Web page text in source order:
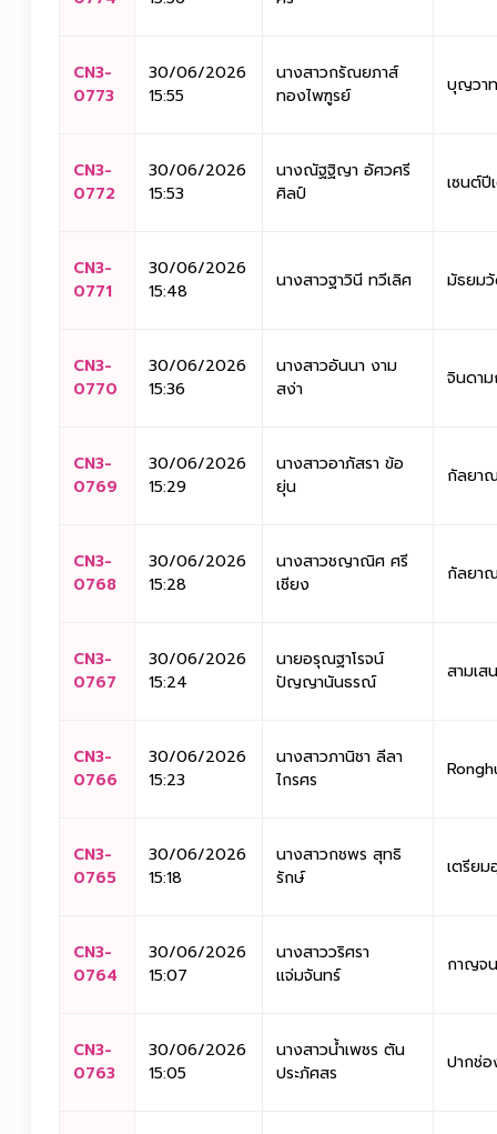
CN3-
0773
30/06/2026
15:55
นางสาวกรัณยภาส์
ทองไพฑูรย์
บุญวา
CN3-
0772
30/06/2026
15:53
นางณัฐฐิญา อัศวศรี
ศิลป์
เซนต์ปี
CN3-
0771
30/06/2026
15:48
นางสาวฐาวินี ทวีเลิศ มัธยม
CN3-
0770
30/06/2026
15:36
นางสาวอันนา งาม
สง่า
จินดา
CN3-
0769
30/06/2026
15:29
นางสาวอาภัสรา ข้อ
ยุ่น
กัลยา
CN3-
0768
30/06/2026
15:28
นางสาวชญาณิศ ศรี
เชียง
กัลยา
CN3-
0767
30/06/2026
15:24
นายอรุณฐาโรจน์
ปัญญานันธรณ์
สามเส
CN3-
0766
30/06/2026
15:23
นางสาวภานิชา ลีลา
ไกรศร
CN3-
0765
30/06/2026
15:18
นางสาวกชพร สุทธิ
รักษ์
เตรีย
CN3-
0764
30/06/2026
15:07
นางสาววริศรา
แจ่มจันทร์
กาญจ
CN3-
0763
30/06/2026
15:05
นางสาวน้ำเพชร ตัน
ประภัศสร
ปากช่